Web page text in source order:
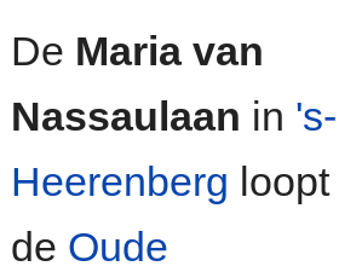
De Maria van
Nassaulaan in 's-
Heerenberg
de Oude